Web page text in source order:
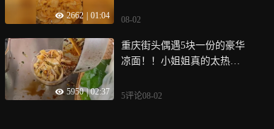
2662 01:04 08-02
5950 | 02:37
重庆街头偶遇5块一份的豪华
凉面！！小姐姐真的太热情
5评论08-02